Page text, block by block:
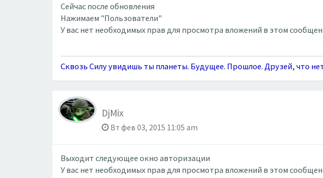
Сейчас после обновления
Нажимаем "Пользователи"
У вас нет необходимых прав для просмотра вложений в этом
Сквозь Силу увидишь ты планеты. Будущее. Прошлое. Друзей, что
DjMix
Вт фев 03, 2015 11:05 am
Выходит следующее окно авторизации
У вас нет необходимых прав для просмотра вложений в этом